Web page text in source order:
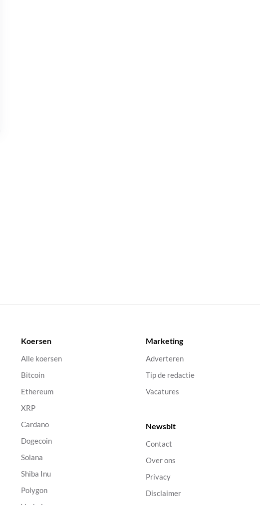
Koersen
Alle koersen
Bitcoin
Ethereum
XRP
Cardano
Dogecoin
Solana
Shiba Inu
Polygon
Marketing
Adverteren
Tip de redactie
Vacatures
Newsbit
Contact
Over ons
Privacy
Disclaimer